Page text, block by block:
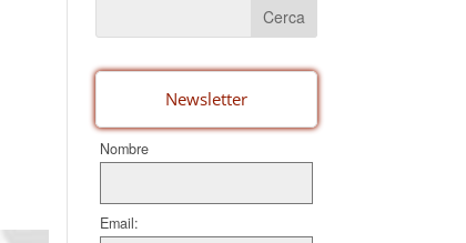
Newsletter
Nombre
Email: